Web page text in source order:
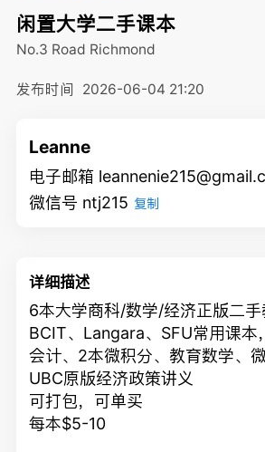
闲置大学二手课本
No.3 Road Richmond
发布时间 2026-06-04 21:20
Leanne
电子邮箱
微信号 ntj215 复制
详细描述
6本大学商科/数学/经济正版二手
BCIT、Langara、SFU常用课本
会计、2本微积分、教育数学、微
UBC原版经济政策讲义
可打包，可单买
每本$5-10